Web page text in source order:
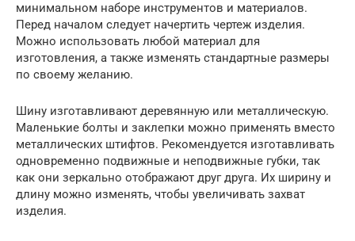
минимальном наборе инструментов и материалов.
Перед началом следует начертить чертеж изделия.
Можно использовать любой материал для
изготовления, а также изменять стандартные размеры
по своему желанию.
Шину изготавливают деревянную или металлическую.
Маленькие болты и заклепки можно применять вместо
металлических штифтов. Рекомендуется изготавливать
одновременно подвижные и неподвижные губки, так
как они зеркально отображают друг друга. Их ширину и
длину можно изменять, чтобы увеличивать захват
изделия.